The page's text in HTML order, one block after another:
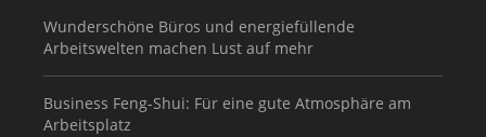
Wunderschöne Büros und energiefüllende
Arbeitswelten machen Lust auf mehr
Business Feng-Shui: Für eine gute Atmosphäre am
Arbeitsplatz